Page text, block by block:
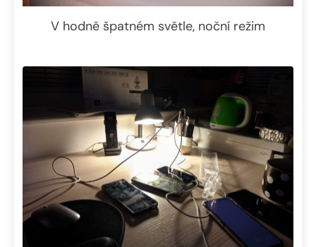
V hodně špatném světle, noční režim